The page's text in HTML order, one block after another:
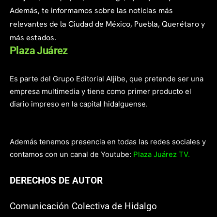
Además, te informamos sobre las noticias más
relevantes de la Ciudad de México, Puebla, Querétaro y
más estados.
Plaza Juárez
Es parte del Grupo Editorial Aljibe, que pretende ser una
empresa multimedia y tiene como primer producto el
diario impreso en la capital hidalguense.
Además tenemos presencia en todas las redes sociales y
contamos con un canal de Youtube: Plaza Juárez TV.
DERECHOS DE AUTOR
Comunicación Colectiva de Hidalgo